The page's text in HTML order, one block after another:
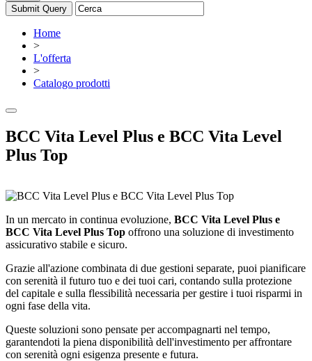
Home
>
L'offerta
>
Catalogo prodotti
BCC Vita Level Plus e BCC Vita Level
Plus Top
In un mercato in continua evoluzione, BCC Vita Level Plus e
BCC Vita Level Plus Top offrono una soluzione di investimento
assicurativo stabile e sicuro.
Grazie all'azione combinata di due gestioni separate, puoi pianificare
con serenità il futuro tuo e dei tuoi cari, contando sulla protezione
del capitale e sulla flessibilità necessaria per gestire i tuoi risparmi in
ogni fase della vita.
Queste soluzioni sono pensate per accompagnarti nel tempo,
garantendoti la piena disponibilità dell'investimento per affrontare
con serenità ogni esigenza presente e futura.